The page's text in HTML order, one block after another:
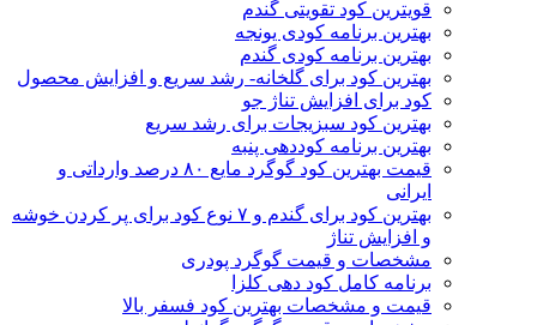
قویترین کود تقویتی گندم
بهترین برنامه کودی یونجه
بهترین برنامه کودی گندم
بهترین کود برای گلخانه- رشد سریع و افزایش محصول
کود برای افزایش تناژ جو
بهترین کود سبزیجات برای رشد سریع
بهترین برنامه کوددهی پنبه
قیمت بهترین کود گوگرد مایع ۸۰ درصد وارداتی و
ایرانی
بهترین کود برای گندم و ۷ نوع کود برای پر کردن خوشه
و افزایش تناژ
مشخصات و قیمت گوگرد پودری
برنامه کامل کود دهی کلزا
قیمت و مشخصات بهترین کود فسفر بالا